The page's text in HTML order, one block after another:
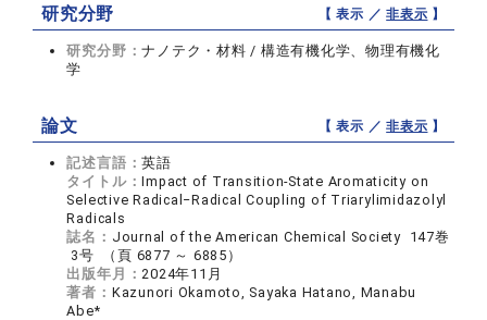
研究分野 【 表示 ／非表示 】
研究分野：ナノテク・材料 / 構造有機化学、物理有機化
学
論文 【 表示 ／非表示 】
記述言語：英語
タイトル：Impact of Transition-State Aromaticity on
Selective Radical‒Radical Coupling of Triarylimidazolyl
Radicals
誌名： Journal of the American Chemical Society 147巻
3号 （頁 6877 ～ 6885）
出版年月： 2024年11月
著者： Kazunori Okamoto, Sayaka Hatano, Manabu
Abe*